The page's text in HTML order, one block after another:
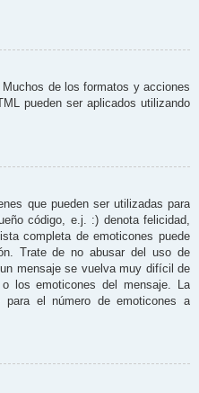
de los formatos y acciones
pueden ser aplicados utilizando
que pueden ser utilizadas para
código, e.j. :) denota felicidad,
completa de emoticones puede
Trate de no abusar del uso de
mensaje se vuelva muy difícil de
los emoticones del mensaje. La
para el número de emoticones a